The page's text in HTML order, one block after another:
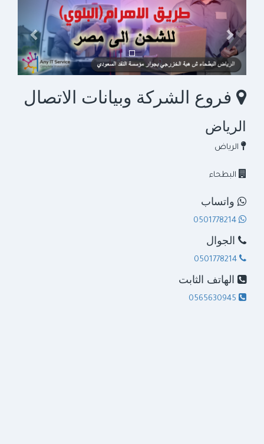
السابق
فروع الشركة وبيانات الاتصال
الرياض
الرياض
البطحاء
واتساب
الجوال
الهاتف الثابت